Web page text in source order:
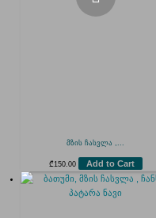
მზის ჩასვლა ,...
₾ 150.00 Add to Cart